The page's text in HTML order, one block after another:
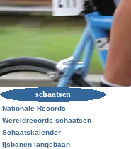
schaatsen
Nationale Records
Wereldrecords schaatsen
Schaatskalender
Ijsbanen langebaan